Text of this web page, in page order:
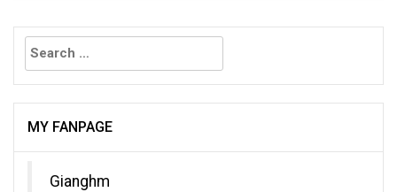
Search
for:
MY FANPAGE
Gianghm